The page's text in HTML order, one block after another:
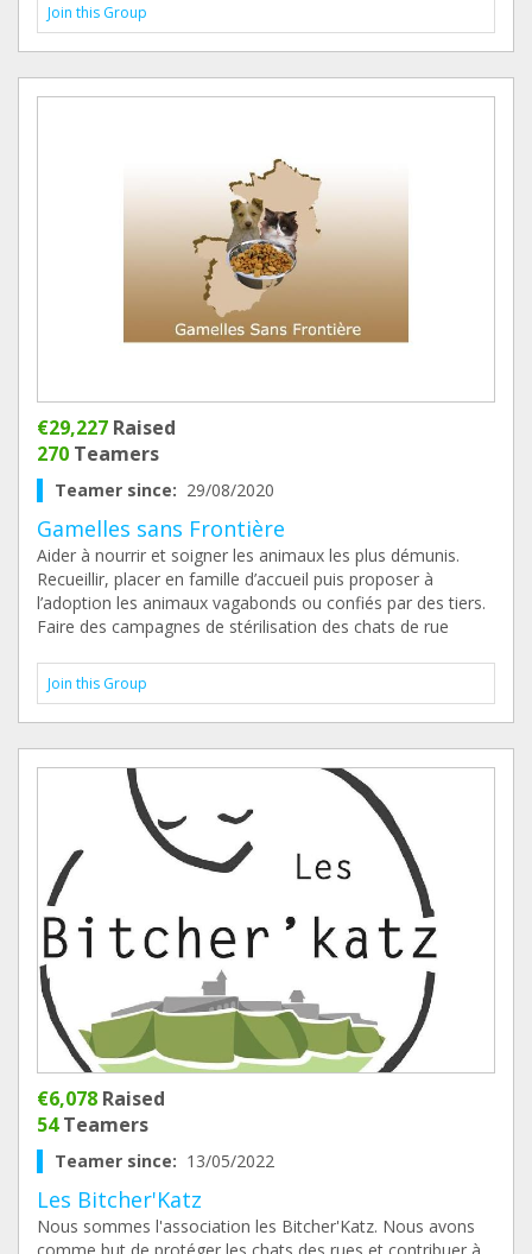
Join this Group
€29,227 Raised
270 Teamers
Teamer since: 29/08/2020
Gamelles sans Frontière
Aider à nourrir et soigner les animaux les plus démunis.
Recueillir, placer en famille d’accueil puis proposer à
l’adoption les animaux vagabonds ou confiés par des tiers.
Faire des campagnes de stérilisation des chats de rue
Join this Group
€6,078 Raised
54Teamers
Teamer since: 13/05/2022
Les Bitcher'Katz
Nous sommes l'association les Bitcher'Katz. Nous avons